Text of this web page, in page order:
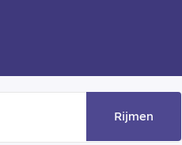
Rijmen